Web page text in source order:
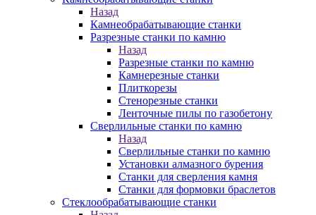
Назад
Камнеобрабатывающие станки
Разрезные станки по камню
Назад
Разрезные станки по камню
Камнерезные станки
Плиткорезы
Стенорезные станки
Ленточные пилы по газобетону
Сверлильные станки по камню
Назад
Сверлильные станки по камню
Установки алмазного бурения
Станки для сверления камня
Станки для формовки браслетов
Стеклообрабатывающие станки